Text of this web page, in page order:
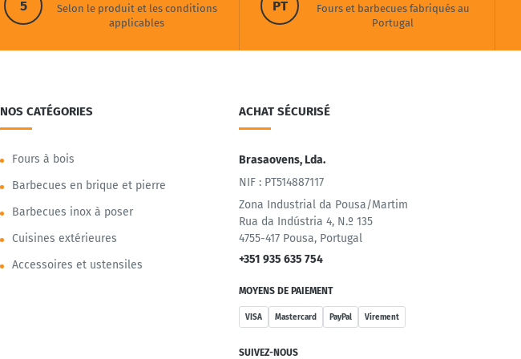
5
Selon le produit et les conditions
applicables
PT
Fours et barbecues fabriqués au
Portugal
NOS CATÉGORIES
Fours à bois
Barbecues en brique et pierre
Barbecues inox à poser
Cuisines extérieures
Accessoires et ustensiles
ACHAT SÉCURISÉ
Brasaovens, Lda.
NIF : PT514887117
Zona Industrial da Pousa/Martim
Rua da Indústria 4, N.º 135
4755-417 Pousa, Portugal
+351 935 635 754
MOYENS DE PAIEMENT
VISA Mastercard PayPal Virement
SUIVEZ-NOUS